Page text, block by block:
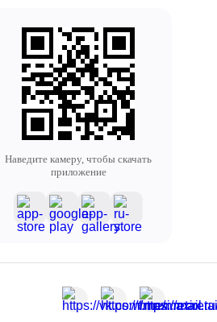
Наведите камеру, чтобы скачать
приложение